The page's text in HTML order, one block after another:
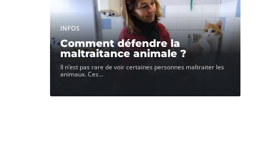
INFOS
Comment défendre la
maltraitance animale ?
Il n’est pas rare de voir certaines personnes maltraiter les
animaux. Ces…